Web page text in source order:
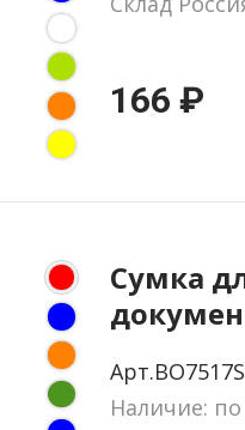
166 ₽
Сумка
Наличие: